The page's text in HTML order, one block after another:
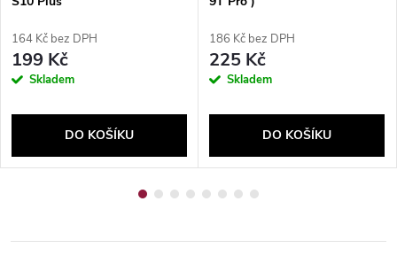
164 Kč bez DPH
199 Kč
Skladem
DO KOŠÍKU
186 Kč bez DPH
225 Kč
Skladem
DO KOŠÍKU